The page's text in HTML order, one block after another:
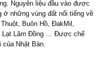
Nguyên liệu đầu vào được
ở những vùng đất nổi tiếng về
Buôn Hồ, ĐakMil,
Lạt Lâm Đồng … Được chế
Nhật Bản.